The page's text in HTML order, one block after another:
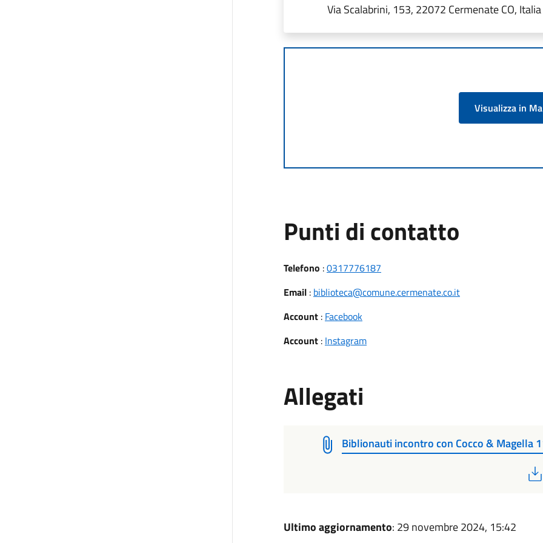
Via Scalabrini, 153, 22072 Cermenate CO, Italia
Visualizza in
Punti di contatto
Telefono :0317776187
Email: biblioteca@comune.cermenate.co.it
Account: Facebook
Account: Instagram
Allegati
Biblionauti incontro con Cocco & Magella
Ultimo aggiornamento: 29 novembre 2024, 15:42